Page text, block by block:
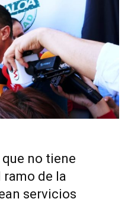
no tiene
ramo de la
servicios